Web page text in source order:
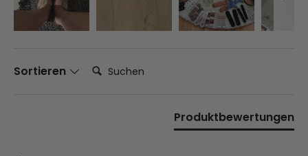
Sortieren Suchen:
Produktbewertungen